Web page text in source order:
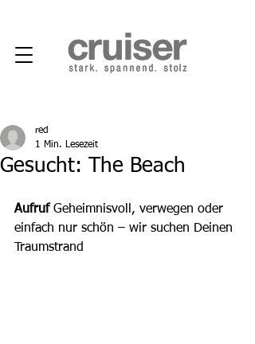
Gesucht: The Beach
red
1 Min. Lesezeit
Aufruf Geheimnisvoll, verwegen oder
einfach nur schön – wir suchen Deinen
Traumstrand